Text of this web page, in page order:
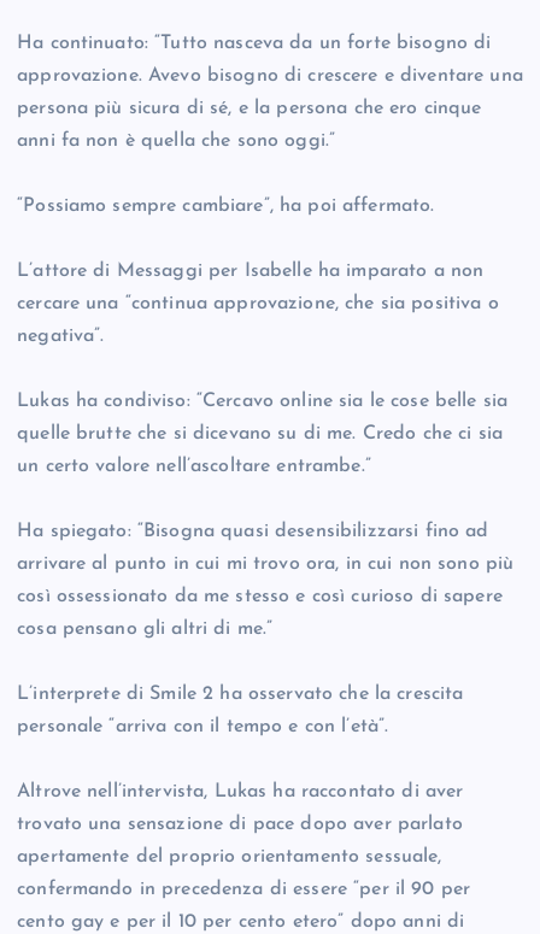
Ha continuato: “Tutto nasceva da un forte bisogno di
approvazione. Avevo bisogno di crescere e diventare una
persona più sicura di sé, e la persona che ero cinque
anni fa non è quella che sono oggi.”
“Possiamo sempre cambiare”, ha poi affermato.
L’attore di Messaggi per Isabelle ha imparato a non
cercare una “continua approvazione, che sia positiva o
negativa”.
Lukas ha condiviso: “Cercavo online sia le cose belle sia
quelle brutte che si dicevano su di me. Credo che ci sia
un certo valore nell’ascoltare entrambe.”
Ha spiegato: “Bisogna quasi desensibilizzarsi fino ad
arrivare al punto in cui mi trovo ora, in cui non sono più
così ossessionato da me stesso e così curioso di sapere
cosa pensano gli altri di me.”
L’interprete di Smile 2 ha osservato che la crescita
personale “arriva con il tempo e con l’età”.
Altrove nell’intervista, Lukas ha raccontato di aver
trovato una sensazione di pace dopo aver parlato
apertamente del proprio orientamento sessuale,
confermando in precedenza di essere “per il 90 per
cento gay e per il 10 per cento etero” dopo anni di